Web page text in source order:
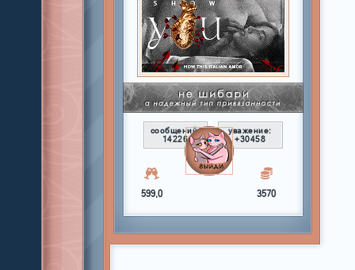
сообщений:
14226
уважение:
+30458
599,0 3570